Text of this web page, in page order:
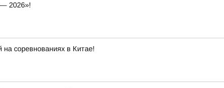
2026»!
соревнованиях в Китае!